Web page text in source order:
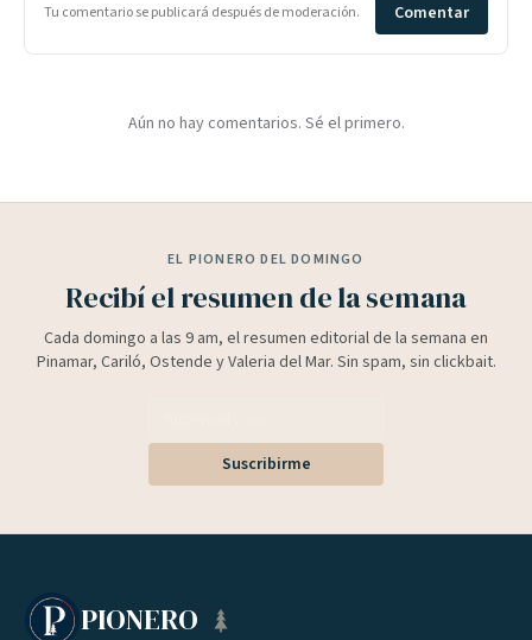
Tu comentario se publicará después de moderación. Comentar
Aún no hay comentarios. Sé el primero.
EL PIONERO DEL DOMINGO
Recibí el resumen de la semana
Cada domingo a las 9 am, el resumen editorial de la semana en
Pinamar, Cariló, Ostende y Valeria del Mar. Sin spam, sin clickbait.
Suscribirme
PIONERO